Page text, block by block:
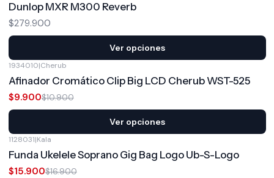
Dunlop MXR M300 Reverb
$279.900
Ver opciones
1934010|Cherub
Afinador Cromático Clip Big LCD Cherub WST-525
$9.900$10.900
Ver opciones
1128031|Kala
Funda Ukelele Soprano Gig Bag Logo Ub-S-Logo
$15.900$16.900